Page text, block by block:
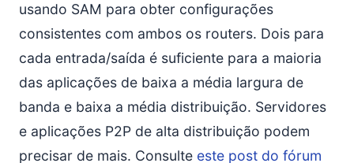
usando SAM para obter configurações
consistentes com ambos os routers. Dois para
cada entrada/saída é suficiente para a maioria
das aplicações de baixa a média largura de
banda e baixa a média distribuição. Servidores
e aplicações P2P de alta distribuição podem
precisar de mais. Consulte este post do fórum